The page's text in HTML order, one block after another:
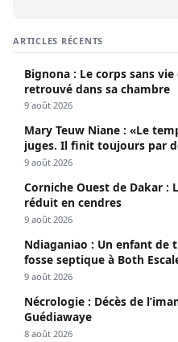
ARTICLES RÉCENTS
Bignona : Le corps sans
retrouvé dans sa chambre
9 août 2026
Mary Teuw Niane : «Le
juges. Il finit toujours par
9 août 2026
Corniche Ouest de Dakar :
réduit en cendres
9 août 2026
Ndiaganiao : Un enfant de
fosse septique à Both
9 août 2026
Nécrologie : Décès de
Guédiawaye
8 août 2026